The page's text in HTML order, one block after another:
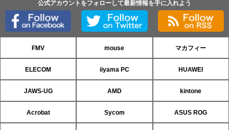
公式アカウントをフォローして最新情報を手に入れよう
FMV mouse マカフィー
ELECOM iiyama PC HUAWEI
JAWS-UG AMD kintone
Acrobat Sycom ASUS ROG